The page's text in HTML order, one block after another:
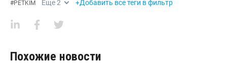
#PETKIM Еще2 +Добавить все теги в фильтр
Похожие новости